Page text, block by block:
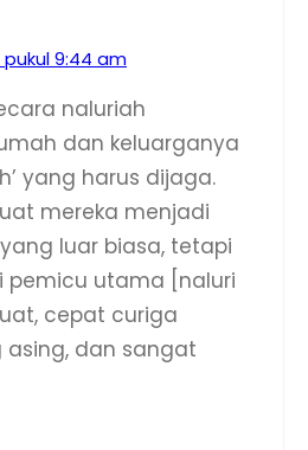
pukul 9:44 am
naluriah
dan keluarganya
yang harus dijaga.
mereka menjadi
luar biasa, tetapi
pemicu utama [naluri
cepat curiga
dan sangat